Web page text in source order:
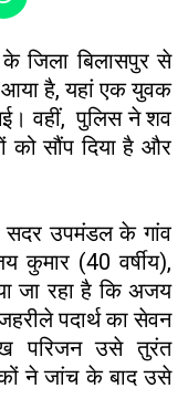
जिला बिलासपुर से
आया है, यहां एक युवक
वहीं, पुलिस ने शव
को सौंप दिया है और
सदर उपमंडल के गांव
कुमार (40 वर्षीय),
जा रहा है कि अजय
पदार्थ का सेवन
परिजन उसे तुरंत
ने जांच के बाद उसे